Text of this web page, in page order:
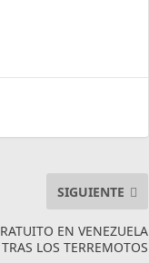
SIGUIENTE
EN VENEZUELA
TRAS LOS TERREMOTOS